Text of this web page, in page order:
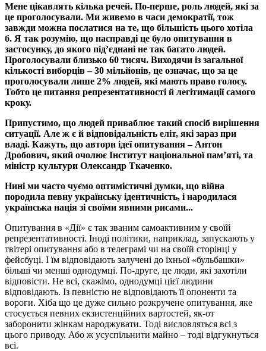
Мене цікавлять кілька речей. По-перше, роль людей, які за
це проголосували. Ми живемо в часи демократії, тож
завжди можна послатися на те, що більшість цього хотіла
б. Я так розумію, що насправді це було опитування в
застосунку, до якого під’єднані не так багато людей.
Проголосували близько 60 тисяч. Виходячи із загальної
кількості виборців – 30 мільйонів, це означає, що за це
проголосували лише 2% людей, які мають право голосу.
Тобто це питання репрезентативності й легітимації самого
кроку.
Припустимо, що людей приваблює такий спосіб вирішення
ситуації. Але ж є й відповідальність еліт, які зараз при
владі. Кажуть, що автори ідеї опитування – Антон
Дробович, який очолює Інститут національної пам’яті, та
міністр культури Олександр Ткаченко.
Нині ми часто чуємо оптимістичні думки, що війна
породила певну українську ідентичність, і народилася
українська нація зі своїми явними рисами...
Опитування в «Дії» є так званим самоактивним у своїй
репрезентативності. Іноді політики, наприклад, запускають у
твітері опитування або в телеграмі чи на своїй сторінці у
фейсбуці. І їм відповідають залучені до їхньої «бульбашки»
більші чи менші однодумці. По-друге, це люди, які захотіли
відповісти. Не всі, скажімо, однодумці цієї людини
відповідають. Із певністю не відповідають її опоненти та
вороги. Хіба що це дуже сильно розкручене опитування, яке
стосується певних екзистенційних вартостей, як-от
заборонити жінкам народжувати. Тоді висловляться всі з
цього приводу. Або ж усуспільнити майно – тоді відгукнуться
всі.